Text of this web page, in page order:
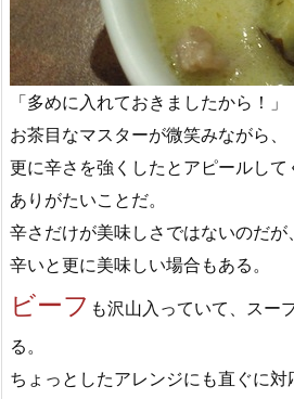
「多めに入れておきましたから！」
お茶目なマスターが微笑みながら、
更に辛さを強くしたとアピールして
ありがたいことだ。
辛さだけが美味しさではないのだが、
辛いと更に美味しい場合もある。
ビーフ も沢山入っていて、スー
る。
ちょっとしたアレンジにも直ぐに